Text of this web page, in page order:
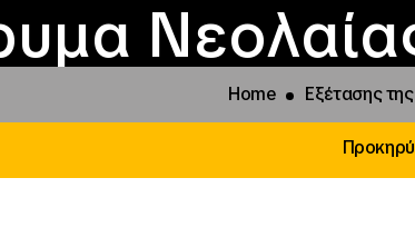
Home Εξέτασης